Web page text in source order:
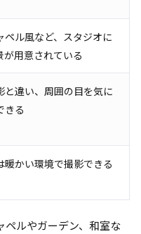
ペル風など、スタジオに
が用意されている
と違い、周囲の目を気に
きる
暖かい環境で撮影できる
ペルやガーデン、和室な